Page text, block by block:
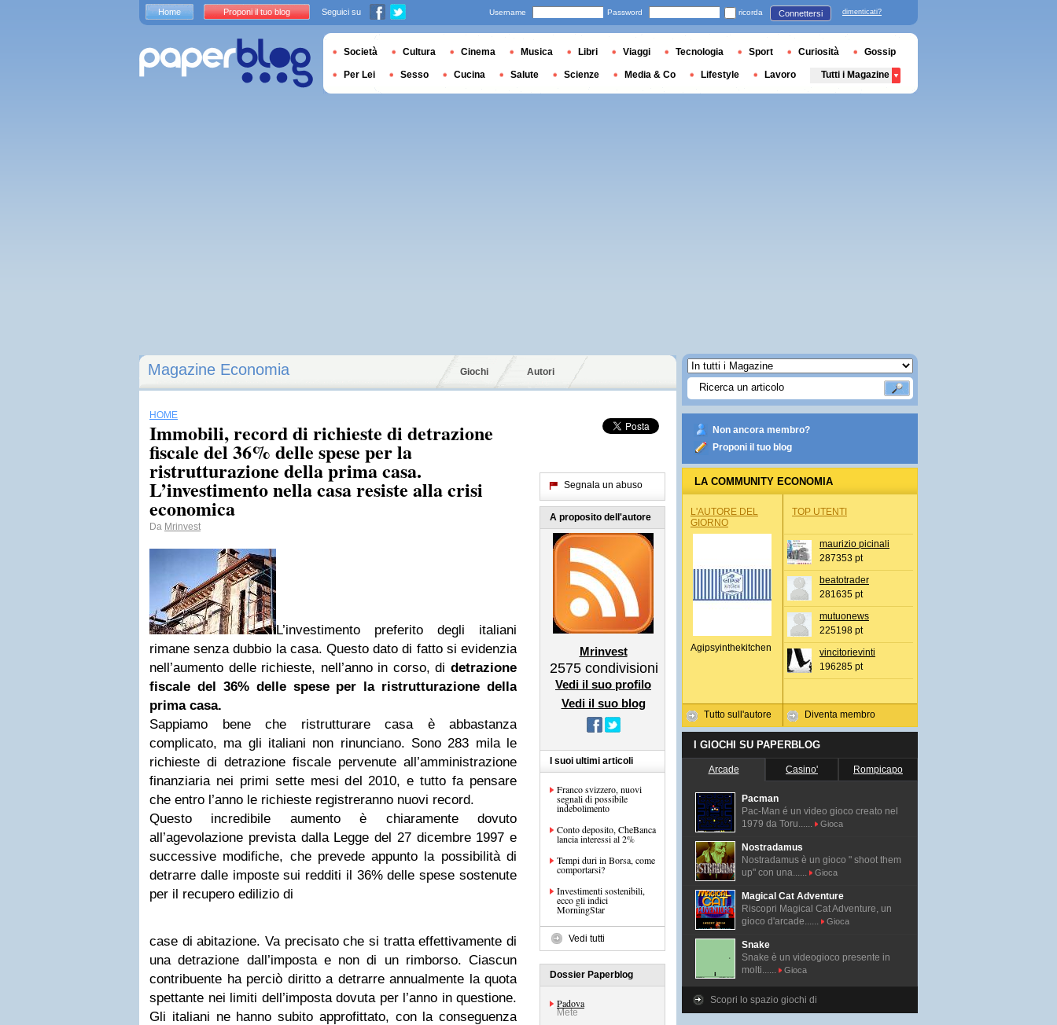
Magazine Economia Giochi Autori
HOME
Immobili, record di richieste di detrazione
fiscale del 36% delle spese per la
ristrutturazione della prima casa.
L’investimento nella casa resiste alla crisi
economica
Da Mrinvest
L’investimento preferito degli italiani
rimane senza dubbio la casa. Questo dato di fatto si evidenzia
nell’aumento delle richieste, nell’anno in corso, di detrazione
fiscale del 36% delle spese per la ristrutturazione della
prima casa.
Sappiamo bene che ristrutturare casa è abbastanza
complicato, ma gli italiani non rinunciano. Sono 283 mila le
richieste di detrazione fiscale pervenute all’amministrazione
finanziaria nei primi sette mesi del 2010, e tutto fa pensare
che entro l’anno le richieste registreranno nuovi record.
Questo incredibile aumento è chiaramente dovuto
all’agevolazione prevista dalla Legge del 27 dicembre 1997 e
successive modifiche, che prevede appunto la possibilità di
detrarre dalle imposte sui redditi il 36% delle spese sostenute
per il recupero edilizio di
case di abitazione. Va precisato che si tratta effettivamente di
una detrazione dall’imposta e non di un rimborso. Ciascun
contribuente ha perciò diritto a detrarre annualmente la quota
spettante nei limiti dell’imposta dovuta per l’anno in questione.
Gli italiani ne hanno subito approfittato, con la conseguenza
Segnala un abuso
A proposito dell'autore
Mrinvest
2575 condivisioni
Vedi il suo profilo
Vedi il suo blog
I suoi ultimi articoli
Franco svizzero, nuovi
segnali di possibile
indebolimento
Conto deposito, CheBanca
lancia interessi al 2%
Tempi duri in Borsa, come
comportarsi?
Investimenti sostenibili,
ecco gli indici
MorningStar
Vedi tutti
Dossier Paperblog
Padova
Mete
Non ancora membro?
Proponi il tuo blog
LA COMMUNITY ECONOMIA
L'AUTORE DEL
GIORNO
Agipsyinthekitchen
Tutto sull'autore
TOP UTENTI
maurizio picinali
287353 pt
beatotrader
281635 pt
mutuonews
225198 pt
vincitorievinti
196285 pt
Diventa membro
I GIOCHI SU PAPERBLOG
Arcade Casino' Rompicapo
Pacman
Pac-Man é un video gioco creato nel
1979 da Toru......
Gioca
Nostradamus
Nostradamus è un gioco " shoot them
up" con una......
Gioca
Magical Cat Adventure
Riscopri Magical Cat Adventure, un
gioco d'arcade......
Gioca
Snake
Snake è un videogioco presente in
molti......
Gioca
Scopri lo spazio giochi di
Home Proponi il tuo blog Seguici su Username Password ricorda Connettersi dimenticati?
Società Cultura Cinema Musica Libri Viaggi Tecnologia Sport Curiosità Gossip
Per Lei Sesso Cucina Salute Scienze Media & Co Lifestyle Lavoro Tutti i Magazine